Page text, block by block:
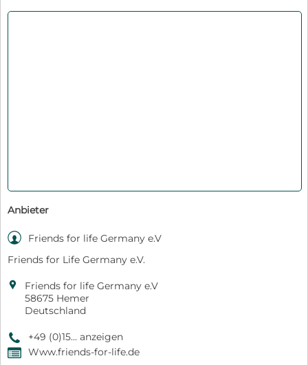
Anbieter

Friends for life Germany e.V
Friends for Life Germany e.V.

Friends for life Germany e.V
58675 Hemer
Deutschland
9 +49 (0)15... anzeigen
, Www.friends-for-life.de